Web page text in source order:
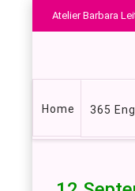
Atelier Barbara
Navigation
Home 365